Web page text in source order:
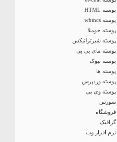
پوسته HTML
پوسته whmcs
پوسته جوملا
پوسته شیرترانیکس
پوسته مای بی بی
پوسته نیوک
پوسته ها
پوسته وردپرس
پوسته وی بی
سورس
فروشگاه
گرافیک
نرم افزار وب